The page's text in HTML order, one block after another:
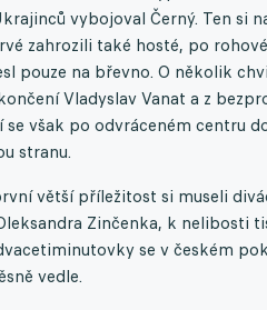
vybojoval Černý. Ten si
zahrozili také hosté, po
pouze na břevno. O několik
Vladyslav Vanat a z
však po odvráceném centru
stranu.
větší příležitost si museli
Zinčenka, k nelibosti
se v českém
vedle.